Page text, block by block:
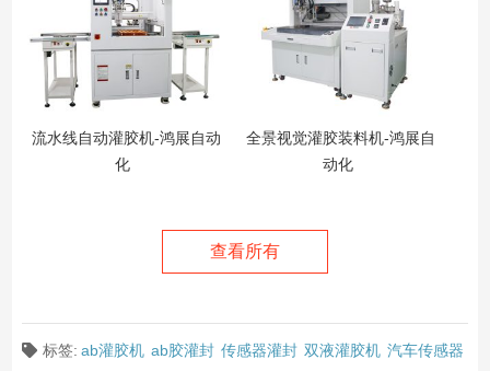
流水线自动灌胶机-鸿展自动
化
全景视觉灌胶装料机-鸿展自
动化
查看所有
标签: ab灌胶机 ab胶灌封 传感器灌封 双液灌胶机 汽车传感器